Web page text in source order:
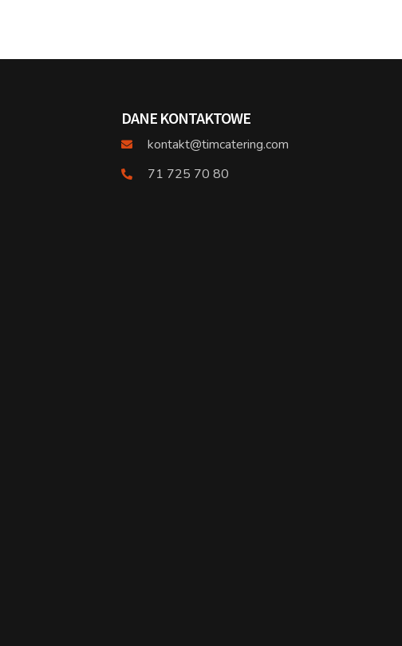
DANE KONTAKTOWE
kontakt@timcatering.com
71 725 70 80